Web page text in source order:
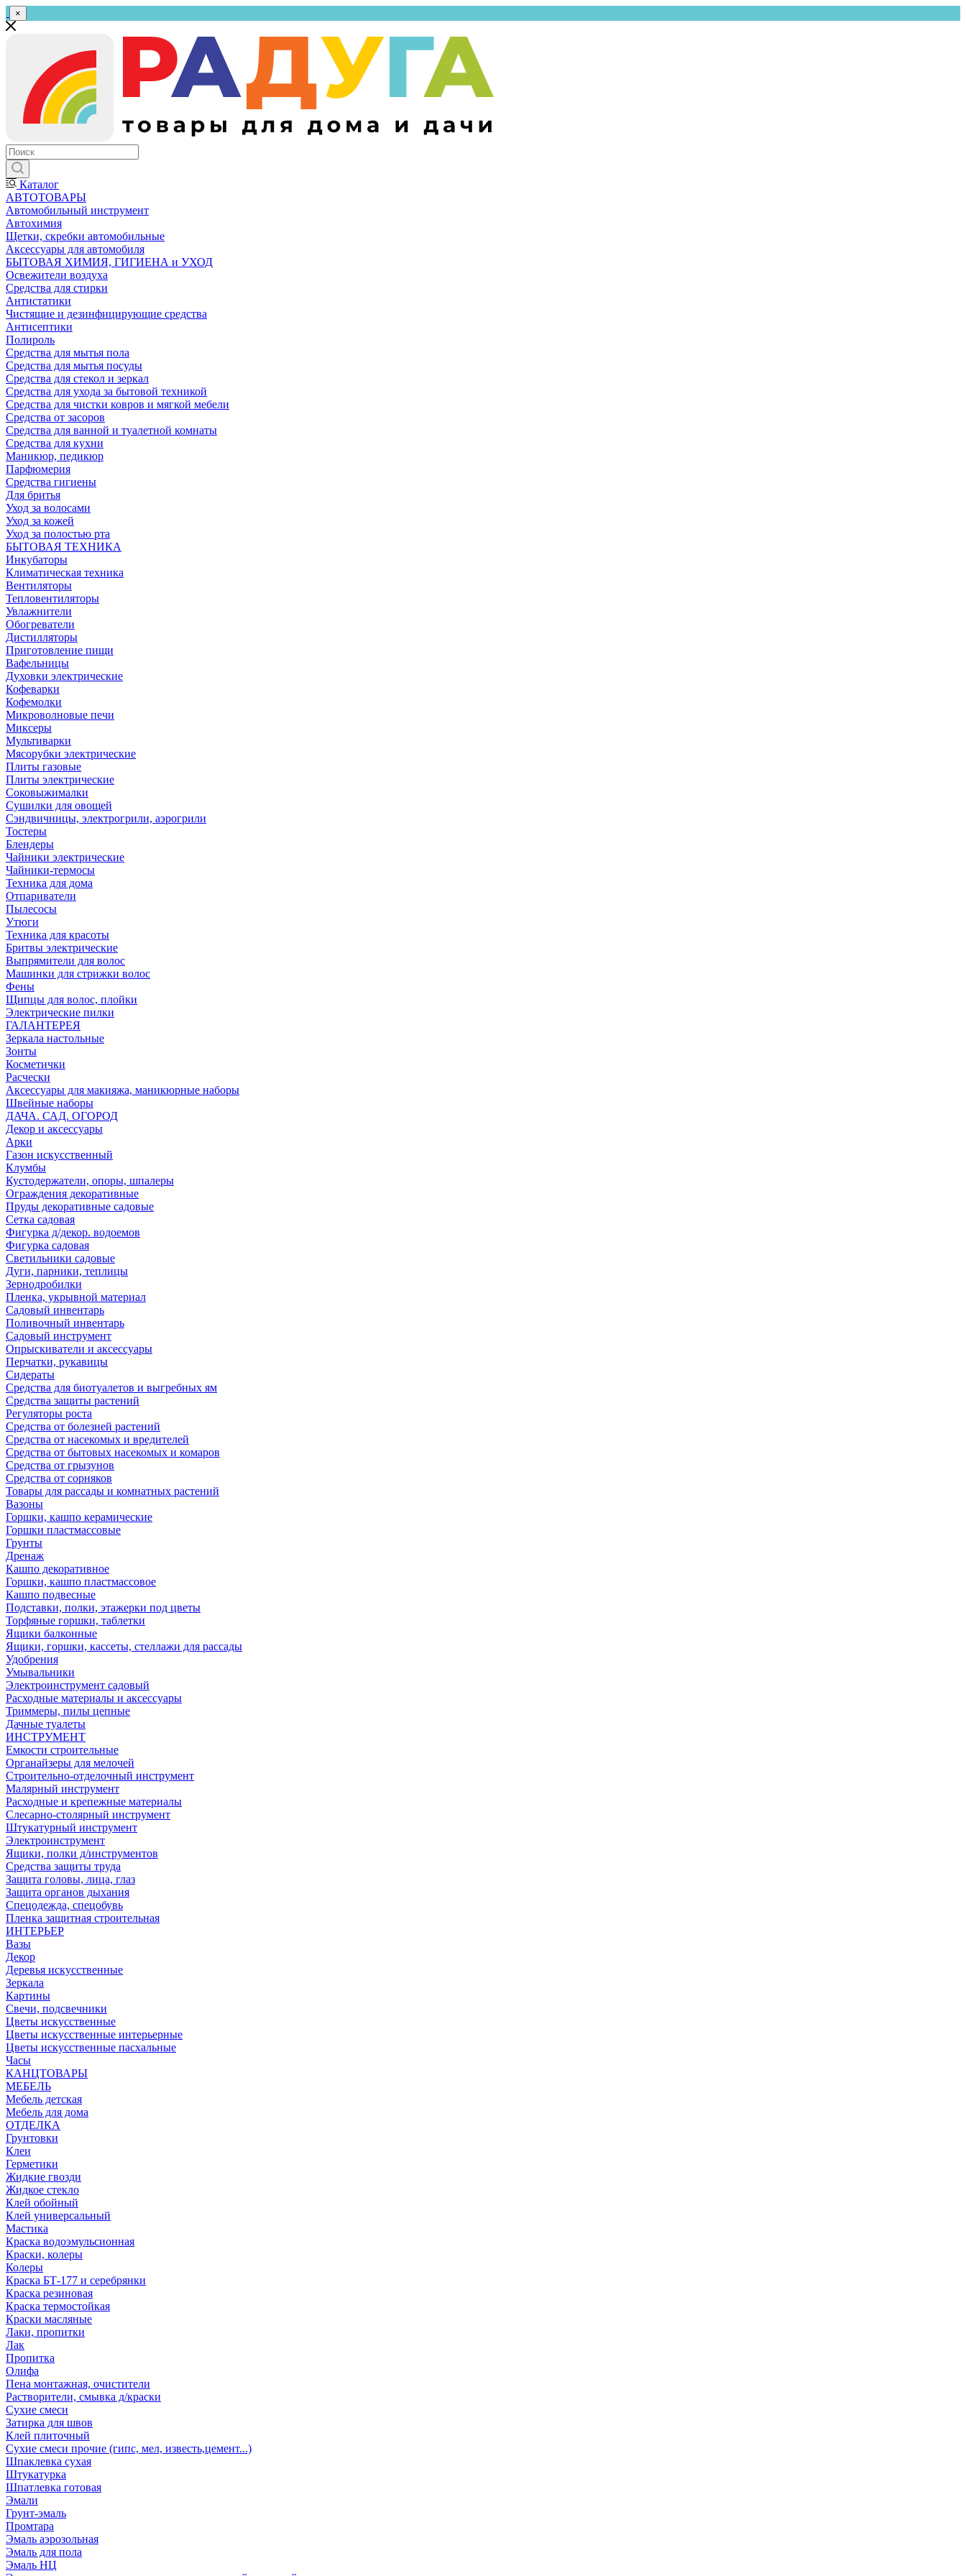
×
Каталог
АВТОТОВАРЫ
Автомобильный инструмент
Автохимия
Щетки, скребки автомобильные
Аксессуары для автомобиля
БЫТОВАЯ ХИМИЯ, ГИГИЕНА и УХОД
Освежители воздуха
Средства для стирки
Антистатики
Чистящие и дезинфицирующие средства
Антисептики
Полироль
Средства для мытья пола
Средства для мытья посуды
Средства для стекол и зеркал
Средства для ухода за бытовой техникой
Средства для чистки ковров и мягкой мебели
Средства от засоров
Средства для ванной и туалетной комнаты
Средства для кухни
Маникюр, педикюр
Парфюмерия
Средства гигиены
Для бритья
Уход за волосами
Уход за кожей
Уход за полостью рта
БЫТОВАЯ ТЕХНИКА
Инкубаторы
Климатическая техника
Вентиляторы
Тепловентиляторы
Увлажнители
Обогреватели
Дистилляторы
Приготовление пищи
Вафельницы
Духовки электрические
Кофеварки
Кофемолки
Микроволновые печи
Миксеры
Мультиварки
Мясорубки электрические
Плиты газовые
Плиты электрические
Соковыжималки
Сушилки для овощей
Сэндвичницы, электрогрили, аэрогрили
Тостеры
Блендеры
Чайники электрические
Чайники-термосы
Техника для дома
Отпариватели
Пылесосы
Утюги
Техника для красоты
Бритвы электрические
Выпрямители для волос
Машинки для стрижки волос
Фены
Щипцы для волос, плойки
Электрические пилки
ГАЛАНТЕРЕЯ
Зеркала настольные
Зонты
Косметички
Расчески
Аксессуары для макияжа, маникюрные наборы
Швейные наборы
ДАЧА. САД. ОГОРОД
Декор и аксессуары
Арки
Газон искусственный
Клумбы
Кустодержатели, опоры, шпалеры
Ограждения декоративные
Пруды декоративные садовые
Сетка садовая
Фигурка д/декор. водоемов
Фигурка садовая
Светильники садовые
Дуги, парники, теплицы
Зернодробилки
Пленка, укрывной материал
Садовый инвентарь
Поливочный инвентарь
Садовый инструмент
Опрыскиватели и аксессуары
Перчатки, рукавицы
Сидераты
Средства для биотуалетов и выгребных ям
Средства защиты растений
Регуляторы роста
Средства от болезней растений
Средства от насекомых и вредителей
Средства от бытовых насекомых и комаров
Средства от грызунов
Средства от сорняков
Товары для рассады и комнатных растений
Вазоны
Горшки, кашпо керамические
Горшки пластмассовые
Грунты
Дренаж
Кашпо декоративное
Горшки, кашпо пластмассовое
Кашпо подвесные
Подставки, полки, этажерки под цветы
Торфяные горшки, таблетки
Ящики балконные
Ящики, горшки, кассеты, стеллажи для рассады
Удобрения
Умывальники
Электроинструмент садовый
Расходные материалы и аксессуары
Триммеры, пилы цепные
Дачные туалеты
ИНСТРУМЕНТ
Емкости строительные
Органайзеры для мелочей
Строительно-отделочный инструмент
Малярный инструмент
Расходные и крепежные материалы
Слесарно-столярный инструмент
Штукатурный инструмент
Электроинструмент
Ящики, полки д/инструментов
Средства защиты труда
Защита головы, лица, глаз
Защита органов дыхания
Спецодежда, спецобувь
Пленка защитная строительная
ИНТЕРЬЕР
Вазы
Декор
Деревья искусственные
Зеркала
Картины
Свечи, подсвечники
Цветы искусственные
Цветы искусственные интерьерные
Цветы искусственные пасхальные
Часы
КАНЦТОВАРЫ
МЕБЕЛЬ
Мебель детская
Мебель для дома
ОТДЕЛКА
Грунтовки
Клеи
Герметики
Жидкие гвозди
Жидкое стекло
Клей обойный
Клей универсальный
Мастика
Краска водоэмульсионная
Краски, колеры
Колеры
Краска БТ-177 и серебрянки
Краска резиновая
Краска термостойкая
Краски масляные
Лаки, пропитки
Лак
Пропитка
Олифа
Пена монтажная, очистители
Растворители, смывка д/краски
Сухие смеси
Затирка для швов
Клей плиточный
Сухие смеси прочие (гипс, мел, известь,цемент...)
Шпаклевка сухая
Штукатурка
Шпатлевка готовая
Эмали
Грунт-эмаль
Промтара
Эмаль аэрозольная
Эмаль для пола
Эмаль НЦ